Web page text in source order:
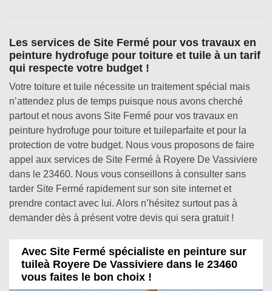
Les services de Site Fermé pour vos travaux en
peinture hydrofuge pour toiture et tuile à un tarif
qui respecte votre budget !
Votre toiture et tuile nécessite un traitement spécial mais
n’attendez plus de temps puisque nous avons cherché
partout et nous avons Site Fermé pour vos travaux en
peinture hydrofuge pour toiture et tuileparfaite et pour la
protection de votre budget. Nous vous proposons de faire
appel aux services de Site Fermé à Royere De Vassiviere
dans le 23460. Nous vous conseillons à consulter sans
tarder Site Fermé rapidement sur son site internet et
prendre contact avec lui. Alors n’hésitez surtout pas à
demander dès à présent votre devis qui sera gratuit !
Avec Site Fermé spécialiste en peinture sur
tuileà Royere De Vassiviere dans le 23460
vous faites le bon choix !